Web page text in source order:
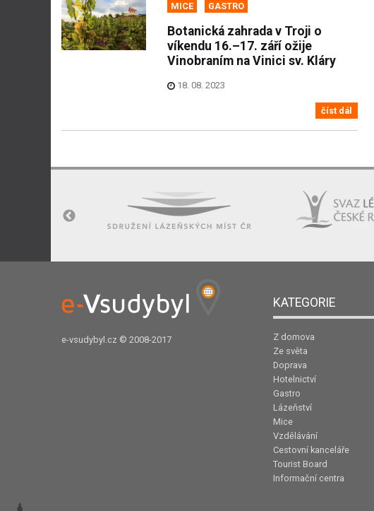
MICE GASTRO
Botanická zahrada v Troji o
víkendu 16.–17. září ožije
Vinobraním na Vinici sv. Kláry
18. 08. 2023
číst dál
e-vsudybyl.cz © 2008-2017
KATEGORIE
Z domova
Ze světa
Doprava
Hotelnictví
Gastro
Lázeňství
Mice
Vzdělávání
Cestovní kanceláře
Tourist Board
Informační centra